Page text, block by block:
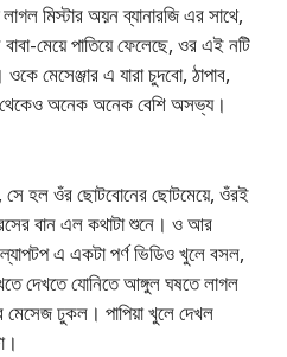
মিস্টার অয়ন ব্যানারজি এর সাথে,
মেয়ে পাতিয়ে ফেলেছে, ওর এই নটি
মেসেঞ্জার এ যারা চুদবো, ঠাপাব,
থেকেও অনেক অনেক বেশি অসভ্য।
সে হল ওঁর ছোটবোনের ছোটমেয়ে, ওঁরই
বান এল কথাটা শুনে। ও আর
এ একটা পর্ণ ভিডিও খুলে বসল,
দেখতে যোনিতে আঙ্গুল ঘষতে লাগল
ঢুকল। পাপিয়া খুলে দেখল